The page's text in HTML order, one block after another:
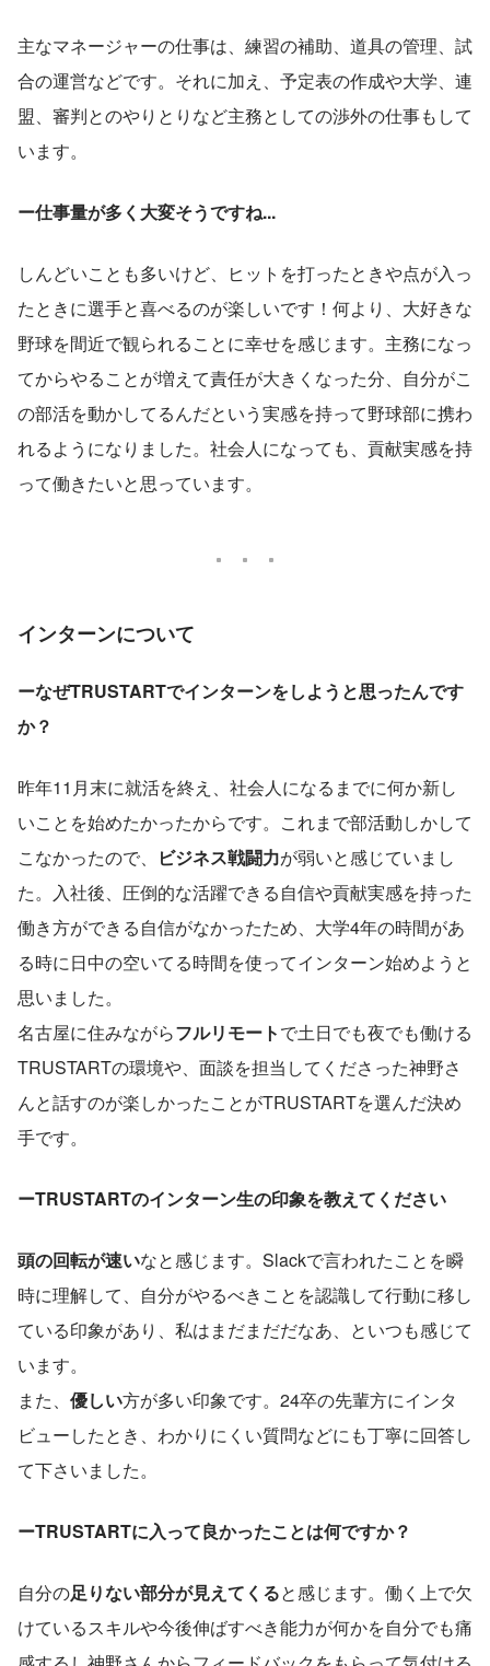
主なマネージャーの仕事は、練習の補助、道具の管理、試
合の運営などです。それに加え、予定表の作成や大学、連
盟、審判とのやりとりなど主務としての渉外の仕事もして
います。
ー仕事量が多く大変そうですね...
しんどいことも多いけど、ヒットを打ったときや点が入っ
たときに選手と喜べるのが楽しいです！何より、大好きな
野球を間近で観られることに幸せを感じます。主務になっ
てからやることが増えて責任が大きくなった分、自分がこ
の部活を動かしてるんだという実感を持って野球部に携わ
れるようになりました。社会人になっても、貢献実感を持
って働きたいと思っています。
インターンについて
ーなぜTRUSTARTでインターンをしようと思ったんです
か？
昨年11月末に就活を終え、社会人になるまでに何か新し
いことを始めたかったからです。これまで部活動しかして
こなかったので、
ビジネス戦闘力が弱いと感じていまし
た。入社後、圧倒的な活躍できる自信や貢献実感を持った
働き方ができる自信がなかったため、大学4年の時間があ
る時に日中の空いてる時間を使ってインターン始めようと
思いました。
名古屋に住みながらフルリモートで土日でも夜でも働ける
TRUSTARTの環境や、面談を担当してくださった神野さ
んと話すのが楽しかったことがTRUSTARTを選んだ決め
手です。
ーTRUSTARTのインターン生の印象を教えてください
頭の回転が速いなと感じます。Slackで言われたことを瞬
時に理解して、自分がやるべきことを認識して行動に移し
ている印象があり、私はまだまだだなあ、といつも感じて
います。
また、 優しい方が多い印象です。24卒の先輩方にインタ
ビューしたとき、わかりにくい質問などにも丁寧に回答し
て下さいました。
ーTRUSTARTに入って良かったことは何ですか？
自分の足りない部分が見えてくると感じます。働く上で欠
けているスキルや今後伸ばすべき能力が何かを自分でも痛